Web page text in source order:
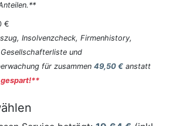
€
Insolvenzcheck, Firmenhistory,
und
für zusammen 49,50 € anstatt